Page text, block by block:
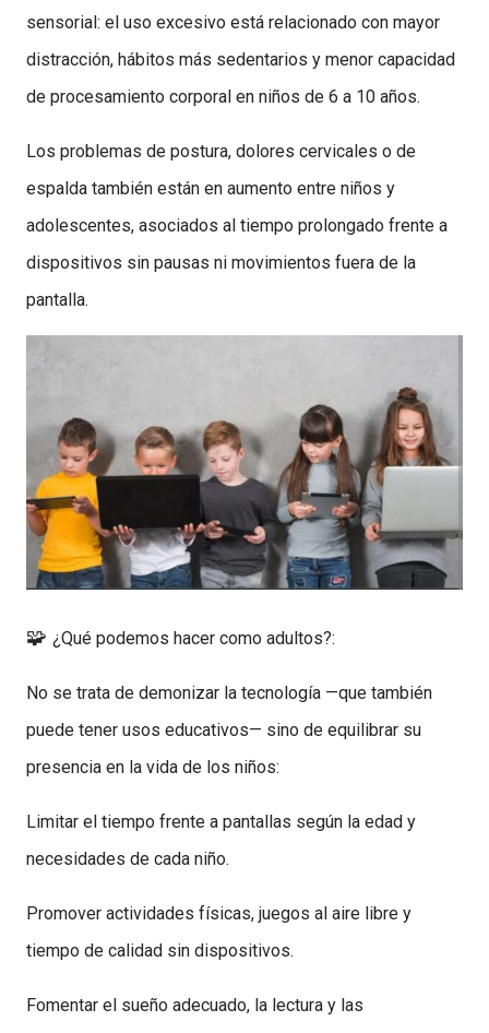
sensorial: el uso excesivo está relacionado con mayor
distracción, hábitos más sedentarios y menor capacidad
de procesamiento corporal en niños de 6 a 10 años.
Los problemas de postura, dolores cervicales o de
espalda también están en aumento entre niños y
adolescentes, asociados al tiempo prolongado frente a
dispositivos sin pausas ni movimientos fuera de la
pantalla.
🧩 ¿Qué podemos hacer como adultos?:
No se trata de demonizar la tecnología —que también
puede tener usos educativos— sino de equilibrar su
presencia en la vida de los niños:
Limitar el tiempo frente a pantallas según la edad y
necesidades de cada niño.
Promover actividades físicas, juegos al aire libre y
tiempo de calidad sin dispositivos.
Fomentar el sueño adecuado, la lectura y las